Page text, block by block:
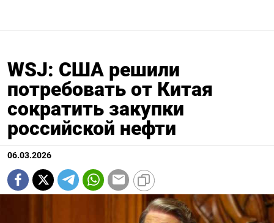
WSJ: США решили
потребовать от Китая
сократить закупки
российской нефти
06.03.2026